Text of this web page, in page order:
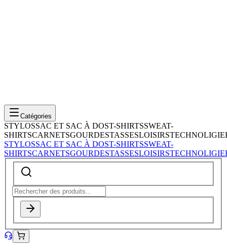
Catégories
STYLOSSAC ET SAC À DOST-SHIRTSSWEAT-
SHIRTSCARNETSGOURDESTASSESLOISIRSTECHNOLIGIE
STYLOSSAC ET SAC À DOST-SHIRTSSWEAT-
SHIRTSCARNETSGOURDESTASSESLOISIRSTECHNOLIGIE